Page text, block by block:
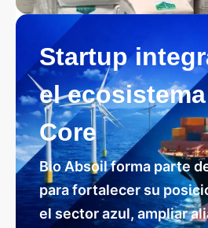
Startup
el
Core
Bio Absoil forma parte
para fortalecer su
el sector azul, ampliar